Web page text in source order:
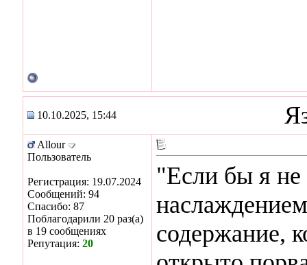
10.10.2025, 15:44
Allour
Пользователь
Регистрация: 19.07.2024
Сообщений: 94
Спасибо: 87
Поблагодарили 20 раз(а)
в 19 сообщениях
Репутация: 20
"Если бы я
содержание,